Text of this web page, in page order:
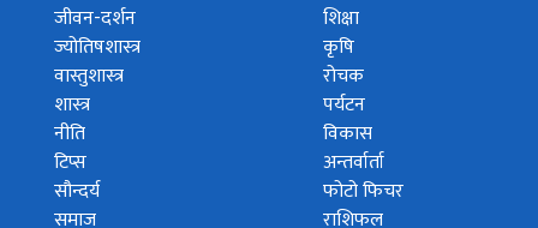
जीवन-दर्शन
ज्योतिषशास्त्र
वास्तुशास्त्र
शास्त्र
नीति
टिप्स
सौन्दर्य
समाज
शिक्षा
कृषि
रोचक
पर्यटन
विकास
अन्तर्वार्ता
फोटो फिचर
राशिफल